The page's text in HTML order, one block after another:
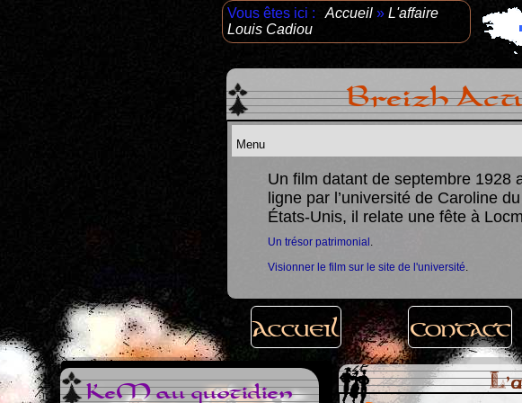
Vous êtes ici : Accueil » L'affaire
Louis Cadiou
Breizh
Un film datant de septembre 1928
ligne par l’université de Caroline
États-Unis, il relate une fête à
Un trésor patrimonial .
Visionner le film sur le site de l'université.
Accueil Contact
KeM au quotidien